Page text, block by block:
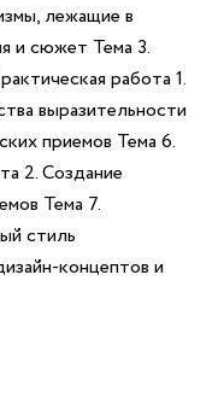
лежащие в
и сюжет Тема 3.
работа 1.
выразительности
приемов Тема 6.
2. Создание
Тема 7.
стиль
концептов и